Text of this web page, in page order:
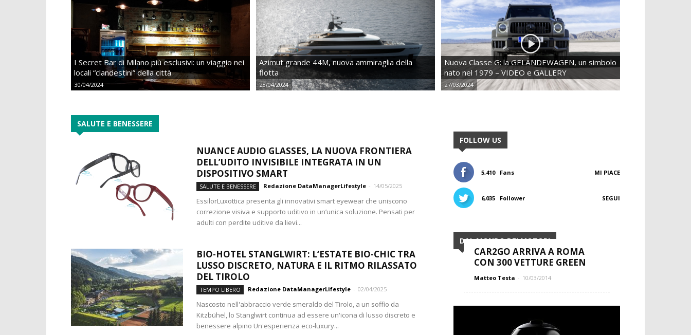
I Secret Bar di Milano più esclusivi: un viaggio nei
locali “clandestini” della città
30/04/2024
Azimut grande 44M, nuova ammiraglia della
flotta
28/04/2024
Nuova Classe G: la GELÄNDEWAGEN, un simbolo
nato nel 1979 – VIDEO e GALLERY
27/03/2024
SALUTE E BENESSERE
NUANCE AUDIO GLASSES, LA NUOVA FRONTIERA
DELL’UDITO INVISIBILE INTEGRATA IN UN
DISPOSITIVO SMART
SALUTE E BENESSERE Redazione DataManagerLifestyle - 14/05/2025
EssilorLuxottica presenta gli innovativi smart eyewear che uniscono
correzione visiva e supporto uditivo in un’unica soluzione. Pensati per
adulti con perdite uditive da lievi...
BIO-HOTEL STANGLWIRT: L‘ESTATE BIO-CHIC TRA
LUSSO DISCRETO, NATURA E IL RITMO RILASSATO
DEL TIROLO
TEMPO LIBERO Redazione DataManagerLifestyle - 02/04/2025
Nascosto nell'abbraccio verde smeraldo del Tirolo, a un soffio da
Kitzbühel, lo Stanglwirt continua ad essere un'icona di lusso discreto e
benessere alpino Un'esperienza eco-luxury...
FOLLOW US
5,410 Fans MI PIACE
6,035 Follower SEGUI
DAL MONDO DEI MOTORI
CAR2GO ARRIVA A ROMA
CON 300 VETTURE GREEN
Matteo Testa - 10/03/2014